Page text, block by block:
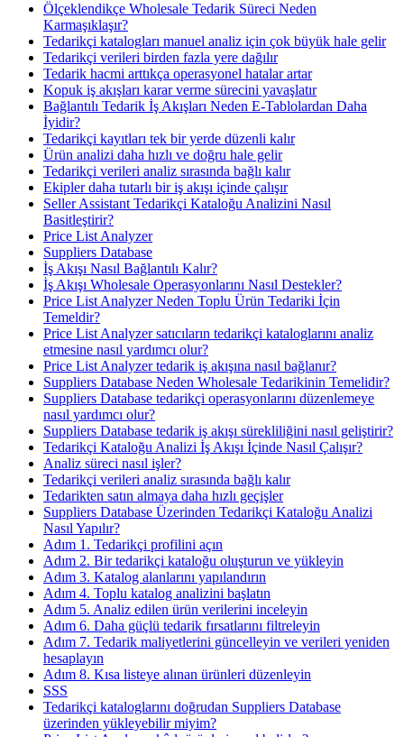
Ölçeklendikçe Wholesale Tedarik Süreci Neden
Karmaşıklaşır?
Tedarikçi katalogları manuel analiz için çok büyük hale gelir
Tedarikçi verileri birden fazla yere dağılır
Tedarik hacmi arttıkça operasyonel hatalar artar
Kopuk iş akışları karar verme sürecini yavaşlatır
Bağlantılı Tedarik İş Akışları Neden E-Tablolardan Daha
İyidir?
Tedarikçi kayıtları tek bir yerde düzenli kalır
Ürün analizi daha hızlı ve doğru hale gelir
Tedarikçi verileri analiz sırasında bağlı kalır
Ekipler daha tutarlı bir iş akışı içinde çalışır
Seller Assistant Tedarikçi Kataloğu Analizini Nasıl
Basitleştirir?
Price List Analyzer
Suppliers Database
İş Akışı Nasıl Bağlantılı Kalır?
İş Akışı Wholesale Operasyonlarını Nasıl Destekler?
Price List Analyzer Neden Toplu Ürün Tedariki İçin
Temeldir?
Price List Analyzer satıcıların tedarikçi kataloglarını analiz
etmesine nasıl yardımcı olur?
Price List Analyzer tedarik iş akışına nasıl bağlanır?
Suppliers Database Neden Wholesale Tedarikinin Temelidir?
Suppliers Database tedarikçi operasyonlarını düzenlemeye
nasıl yardımcı olur?
Suppliers Database tedarik iş akışı sürekliliğini nasıl geliştirir?
Tedarikçi Kataloğu Analizi İş Akışı İçinde Nasıl Çalışır?
Analiz süreci nasıl işler?
Tedarikçi verileri analiz sırasında bağlı kalır
Tedarikten satın almaya daha hızlı geçişler
Suppliers Database Üzerinden Tedarikçi Kataloğu Analizi
Nasıl Yapılır?
Adım 1. Tedarikçi profilini açın
Adım 2. Bir tedarikçi kataloğu oluşturun ve yükleyin
Adım 3. Katalog alanlarını yapılandırın
Adım 4. Toplu katalog analizini başlatın
Adım 5. Analiz edilen ürün verilerini inceleyin
Adım 6. Daha güçlü tedarik fırsatlarını filtreleyin
Adım 7. Tedarik maliyetlerini güncelleyin ve verileri yeniden
hesaplayın
Adım 8. Kısa listeye alınan ürünleri düzenleyin
SSS
Tedarikçi kataloglarını doğrudan Suppliers Database
üzerinden yükleyebilir miyim?